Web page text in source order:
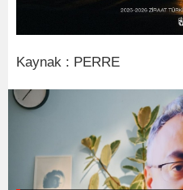
Kaynak : PERRE